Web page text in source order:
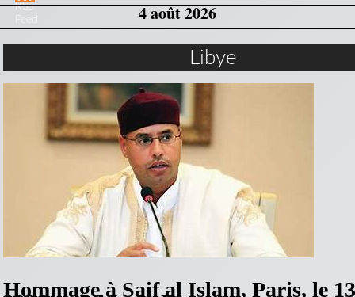
RSS
Feed
4 août 2026
Libye
Hommage à Saif al Islam, Paris, le